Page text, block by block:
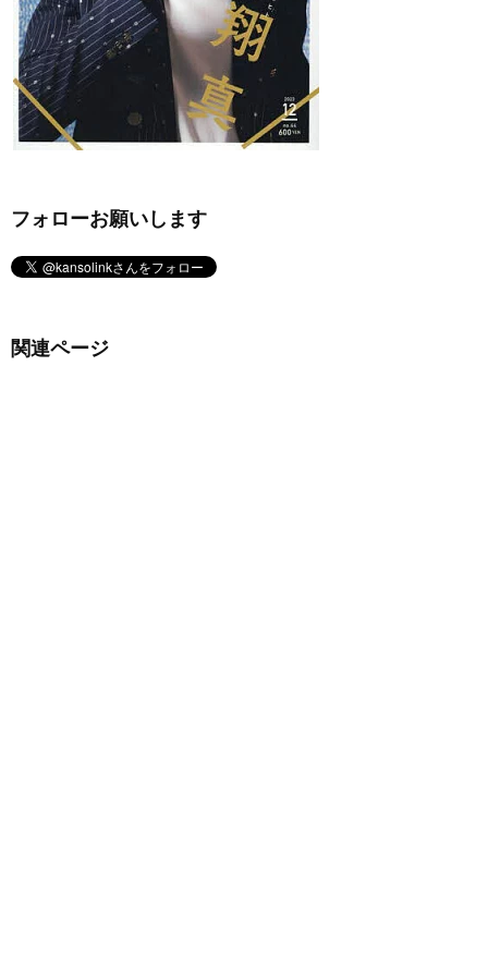
フォローお願いします
関連ページ